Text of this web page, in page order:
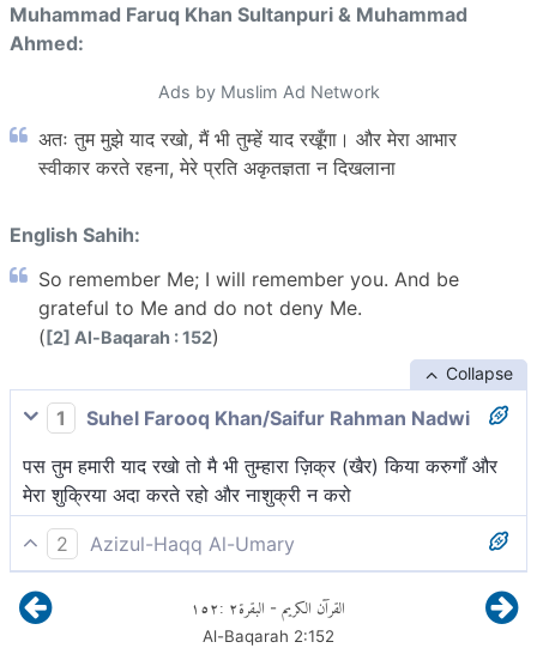
Muhammad Faruq Khan Sultanpuri & Muhammad
Ahmed:
Ads by Muslim Ad Network
अतः तुम मुझे याद रखो, मैं भी तुम्हें याद रखूँगा। और मेरा आभार
स्वीकार करते रहना, मेरे प्रति अकृतज्ञता न दिखलाना
English Sahih:
So remember Me; I will remember you. And be
grateful to Me and do not deny Me.
([2] Al-Baqarah : 152)
Collapse
1
Suhel Farooq Khan/Saifur Rahman Nadwi
पस तुम हमारी याद रखो तो मै भी तुम्हारा ज़िक्र (खैर) किया करुगाँ और
मेरा शुक्रिया अदा करते रहो और नाशुक्री न करो
2
Azizul-Haqq Al-Umary
अतः, मुझे याद करो[1], मैं तुम्हें याद करूँगा[2] और मेरे आभारी रहो और
मेरे कृतघ्न न बनो।
القرآن الكريم - البقرة٢:١٥٢
Al-Baqarah 2:152